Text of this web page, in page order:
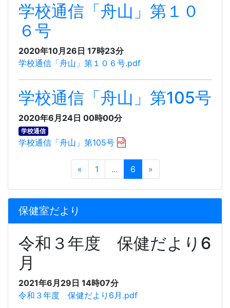
学校通信「舟山」第１０
６号
2020年10月26日 17時23分
学校通信「舟山」第１０６号.pdf
学校通信「舟山」第105号
2020年6月24日 00時00分
学校通信
学校通信「舟山」第105号
« 1 ... 6 »
保健室だより
令和３年度 保健だより6
月
2021年6月29日 14時07分
令和３年度 保健だより6月.pdf